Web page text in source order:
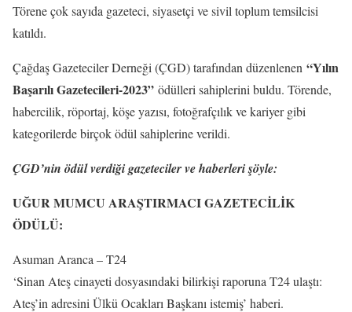
Törene çok sayıda gazeteci, siyasetçi ve sivil toplum temsilcisi
katıldı.
Çağdaş Gazeteciler Derneği (ÇGD) tarafından düzenlenen “Yılın
Başarılı Gazetecileri-2023” ödülleri sahiplerini buldu. Törende,
habercilik, röportaj, köşe yazısı, fotoğrafçılık ve kariyer gibi
kategorilerde birçok ödül sahiplerine verildi.
ÇGD’nin ödül verdiği gazeteciler ve haberleri şöyle:
UĞUR MUMCU ARAŞTIRMACI GAZETECİLİK
ÖDÜLÜ:
Asuman Aranca – T24
‘Sinan Ateş cinayeti dosyasındaki bilirkişi raporuna T24 ulaştı:
Ateş’in adresini Ülkü Ocakları Başkanı istemiş’ haberi.